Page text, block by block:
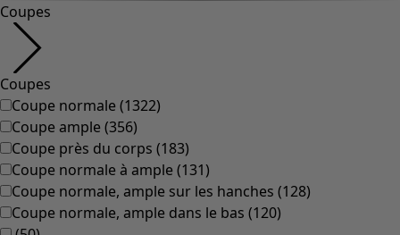
Coupes
Coupes
Coupe normale (1322)
Coupe ample (356)
Coupe près du corps (183)
Coupe normale à ample (131)
Coupe normale, ample sur les hanches (128)
Coupe normale, ample dans le bas (120)